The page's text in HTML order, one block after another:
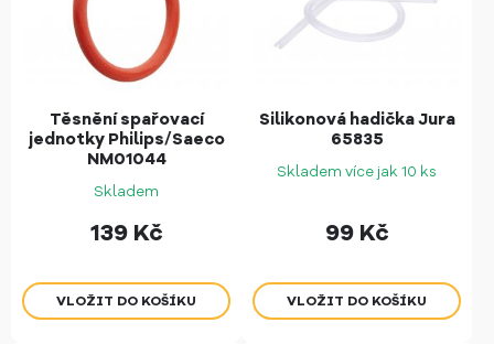
Těsnění spařovací
jednotky Philips/Saeco
NM01044
Skladem
139 Kč
Silikonová hadička Jura
65835
Skladem více jak 10 ks
99 Kč